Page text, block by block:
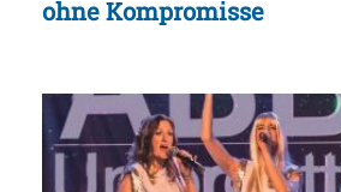
ohne Kompromisse